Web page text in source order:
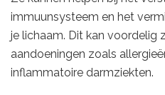
immuunsysteem en het
je lichaam. Dit kan voordelig
aandoeningen zoals
inflammatoire darmziekten.